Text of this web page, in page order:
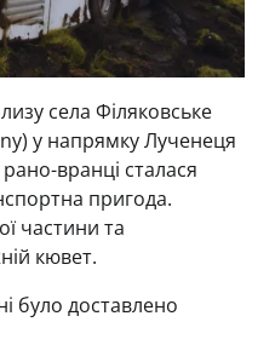
села Філяковське
у напрямку Лученеця
вранці сталася
пригода.
частини та
кювет.
було доставлено